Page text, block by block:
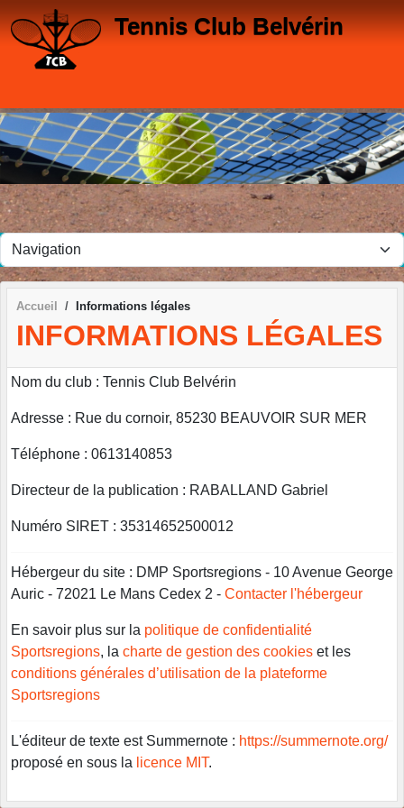
Tennis Club Belvérin
Accueil Informations légales
INFORMATIONS LÉGALES
Nom du club : Tennis Club Belvérin
Adresse : Rue du cornoir, 85230 BEAUVOIR SUR MER
Téléphone : 0613140853
Directeur de la publication : RABALLAND Gabriel
Numéro SIRET : 35314652500012
Hébergeur du site : DMP Sportsregions - 10 Avenue George
Auric - 72021 Le Mans Cedex 2 - Contacter l'hébergeur
En savoir plus sur la politique de confidentialité
Sportsregions, la charte de gestion des cookies et les
conditions générales d’utilisation de la plateforme
Sportsregions
L'éditeur de texte est Summernote : https://summernote.org/
proposé en sous la licence MIT.
Panneau de gestion des cookies